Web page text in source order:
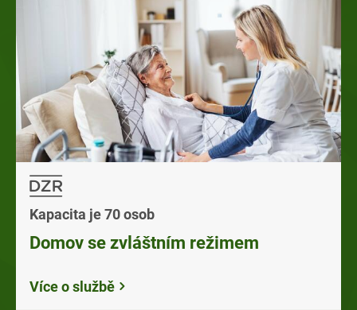
Kapacita je 70 osob
Domov se zvláštním režimem
Více o službě